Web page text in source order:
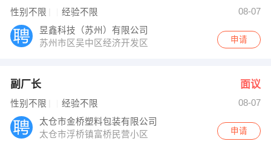
性别不限 经验不限
08-07
昱鑫科技（苏州）有限公司
苏州市区吴中区经济开发区
申请
副厂长 面议
性别不限 经验不限
08-07
太仓市金桥塑料包装有限公司
太仓市浮桥镇富桥民营小区
申请